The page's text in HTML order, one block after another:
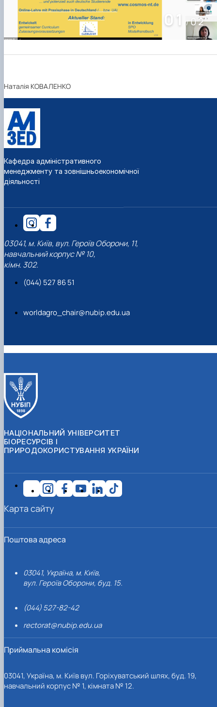
01 /02
Наталія КОВАЛЕНКО
Кафедра адміністративного
менеджменту та зовнішньоекономічної
діяльності
03041, м. Київ, вул. Героїв Оборони, 11,
навчальний корпус № 10,
кімн. 302.
(044) 527 86 51
worldagro_chair@nubip.edu.ua
НАЦІОНАЛЬНИЙ УНІВЕРСИТЕТ
БІОРЕСУРСІВ І
ПРИРОДОКОРИСТУВАННЯ УКРАЇНИ
Поштова адреса
03041, Україна, м. Київ,
вул. Героїв Оборони, буд. 15.
(044) 527-82-42
rectorat@nubip.edu.ua
Приймальна комісія
03041, Україна, м. Київ вул. Горіхуватський шлях, буд. 19,
навчальний корпус № 1, кімната № 12.
Карта сайту